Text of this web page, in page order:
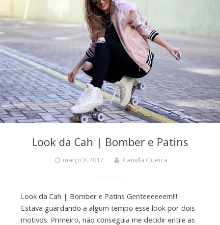
Look da Cah | Bomber e Patins
março 8, 2017 Camilla Guerra
Look da Cah | Bomber e Patins Genteeeeeem!!!
Estava guardando a algum tempo esse look por dois
motivos. Primeiro, não conseguia me decidir entre as